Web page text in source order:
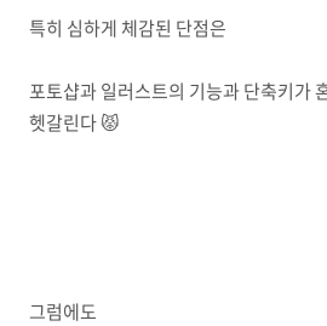
특히 심하게 체감된 단점은
포토샵과 일러스트의 기능과 단축키가
헷갈린다 😾
그럼에도